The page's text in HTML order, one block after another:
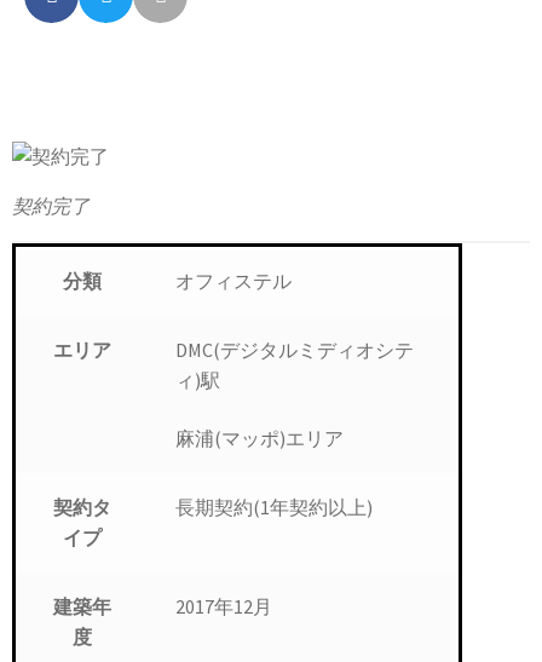
契約完了
分類 オフィステル
エリア
DMC(デジタルミディオシテ
ィ)駅
麻浦(マッポ)エリア
契約タ
イプ
長期契約(1年契約以上)
建築年
度
2017年12月